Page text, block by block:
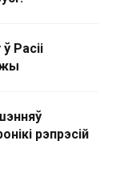
Расіі
рэпрэсій